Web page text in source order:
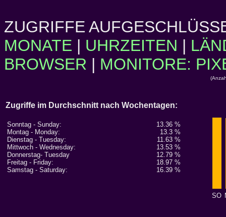
ZUGRIFFE
MONATE | UHRZEITEN |
BROWSER | MONITORE:
Zugriffe im Durchschnitt nach Wochentagen:
Sonntag - Sunday:
Montag - Monday:
Dienstag - Tuesday:
Mittwoch - Wednesday:
Donnerstag- Tuesday
Freitag - Friday:
Samstag - Saturday:
13.36 %
13.3 %
11.63 %
13.53 %
12.79 %
18.97 %
16.39 %
SO